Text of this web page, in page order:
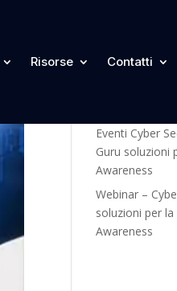
Risorse Contatti
Eventi Cyber
Guru soluzioni
Awareness
Webinar –
soluzioni per la
Awareness